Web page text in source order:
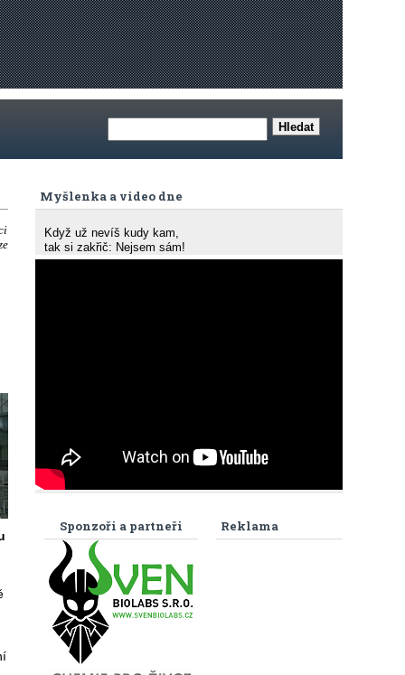
Myšlenka a video dne
Když už nevíš kudy kam,
tak si zakřič: Nejsem sám!
Reklama
Sponzoři a partneři